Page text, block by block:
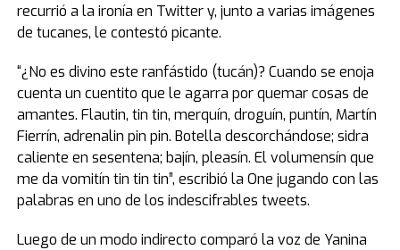
recurrió a la ironía en Twitter y, junto a varias imágenes
de tucanes, le contestó picante.
“¿No es divino este ranfástido (tucán)? Cuando se enoja
cuenta un cuentito que le agarra por quemar cosas de
amantes. Flautin, tin tin, merquín, droguín, puntín, Martín
Fierrín, adrenalin pin pin. Botella descorchándose; sidra
caliente en sesentena; bajín, pleasín. El volumensín que
me da vomitín tin tin tin”, escribió la One jugando con las
palabras en uno de los indescifrables tweets.
Luego de un modo indirecto comparó la voz de Yanina